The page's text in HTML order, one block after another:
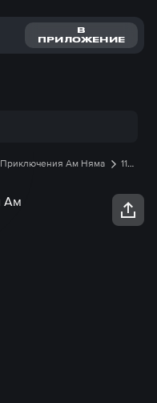
В
ПРИЛОЖЕНИЕ
Приключения Ам Няма
11